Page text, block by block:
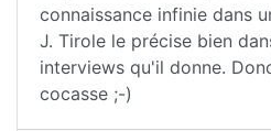
connaissance infinie dans
J. Tirole le précise bien
interviews qu'il donne.
cocasse ;-)